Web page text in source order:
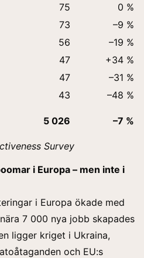
75
0 %
73
–9 %
56
–19 %
47
+34 %
47
–31 %
43
–48 %
5 026 –7 %
Survey
i Europa – men inte i
i Europa ökade med
7 000 nya jobb skapades
ligger kriget i Ukraina,
och EU:s